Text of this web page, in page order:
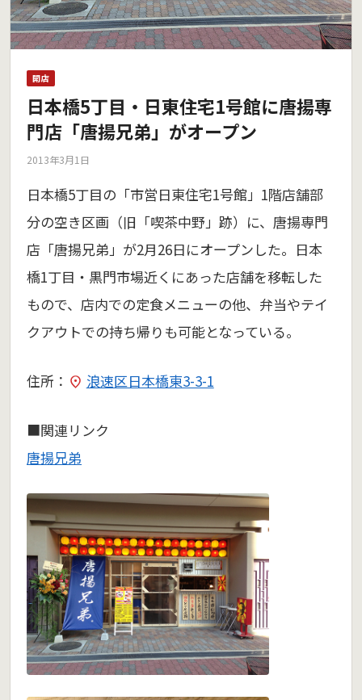
開店
日本橋5丁目・日東住宅1号館に唐揚専
門店「唐揚兄弟」がオープン
2013年3月1日
日本橋5丁目の「市営日東住宅1号館」1階店舗部
分の空き区画（旧「喫茶中野」跡）に、唐揚専門
店「唐揚兄弟」が2月26日にオープンした。日本
橋1丁目・黒門市場近くにあった店舗を移転した
もので、店内での定食メニューの他、弁当やテイ
クアウトでの持ち帰りも可能となっている。
住所： 浪速区日本橋東3-3-1
■関連リンク
唐揚兄弟